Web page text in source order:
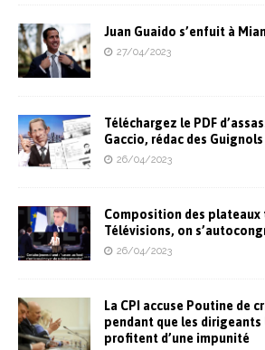
Juan Guaido s’enfuit à
27/04/2023
Téléchargez le PDF
Gaccio, rédac des Guignols
26/04/2023
Composition des plateaux
Télévisions, on
26/04/2023
La CPI accuse Poutine de
pendant que les dirigeants
profitent d’une impunité